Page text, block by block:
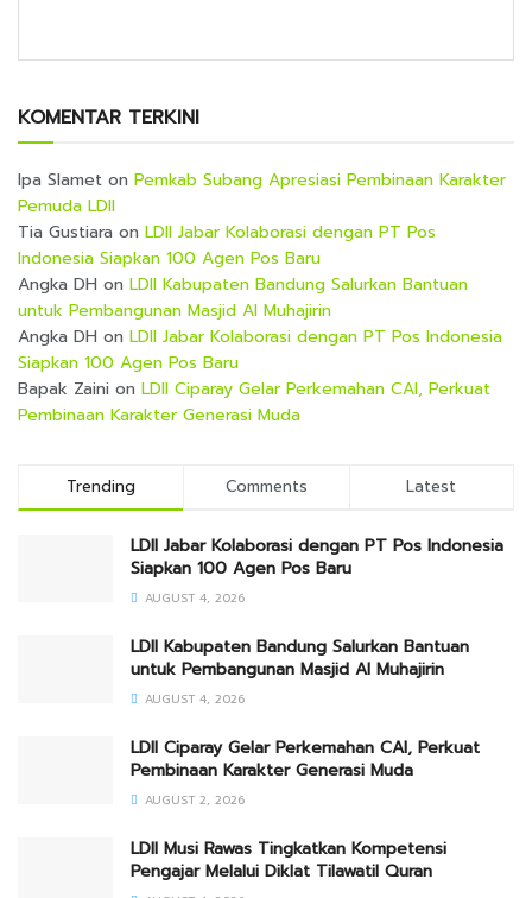
KOMENTAR TERKINI
Ipa Slamet on Pemkab Subang Apresiasi Pembinaan Karakter
Pemuda LDII
Tia Gustiara on LDII Jabar Kolaborasi dengan PT Pos
Indonesia Siapkan 100 Agen Pos Baru
Angka DH on LDII Kabupaten Bandung Salurkan Bantuan
untuk Pembangunan Masjid Al Muhajirin
Angka DH on LDII Jabar Kolaborasi dengan PT Pos Indonesia
Siapkan 100 Agen Pos Baru
Bapak Zaini on LDII Ciparay Gelar Perkemahan CAI, Perkuat
Pembinaan Karakter Generasi Muda
Trending Comments Latest
LDII Jabar Kolaborasi dengan PT Pos Indonesia
Siapkan 100 Agen Pos Baru
AUGUST 4, 2026
LDII Kabupaten Bandung Salurkan Bantuan
untuk Pembangunan Masjid Al Muhajirin
AUGUST 4, 2026
LDII Ciparay Gelar Perkemahan CAI, Perkuat
Pembinaan Karakter Generasi Muda
AUGUST 2, 2026
LDII Musi Rawas Tingkatkan Kompetensi
Pengajar Melalui Diklat Tilawatil Quran